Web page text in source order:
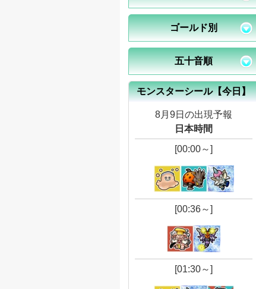
ゴールド別
五十音順
モンスターシール【今日】
8月9日の出現予報
日本時間
[00:00～]
[00:36～]
[01:30～]